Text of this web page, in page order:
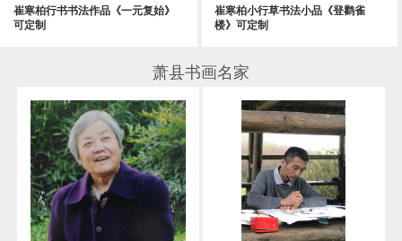
崔寒柏行书书法作品《一元复始》
可定制
崔寒柏小行草书法小品《登鹳雀
楼》可定制
萧县书画名家